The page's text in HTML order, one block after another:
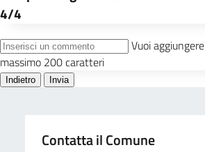
Contatta il Comune